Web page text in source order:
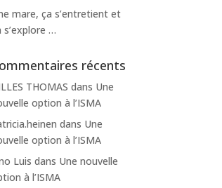
mare, ça s’entretient et
s’explore …
récents
THOMAS dans Une
option à l’ISMA
dans Une
option à l’ISMA
Luis dans Une nouvelle
à l’ISMA